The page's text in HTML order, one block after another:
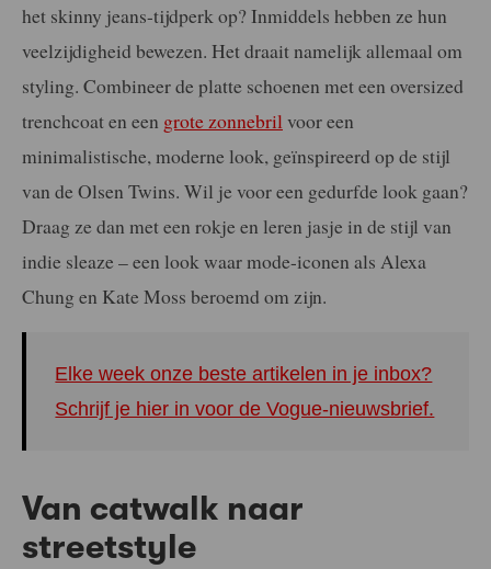
het skinny jeans-tijdperk op? Inmiddels hebben ze hun
veelzijdigheid bewezen. Het draait namelijk allemaal om
styling. Combineer de platte schoenen met een oversized
trenchcoat en een grote zonnebril voor een
minimalistische, moderne look, geïnspireerd op de stijl
van de Olsen Twins. Wil je voor een gedurfde look gaan?
Draag ze dan met een rokje en leren jasje in de stijl van
indie sleaze – een look waar mode-iconen als Alexa
Chung en Kate Moss beroemd om zijn.
Elke week onze beste artikelen in je inbox?
Schrijf je hier in voor de Vogue-nieuwsbrief.
Van catwalk naar
streetstyle